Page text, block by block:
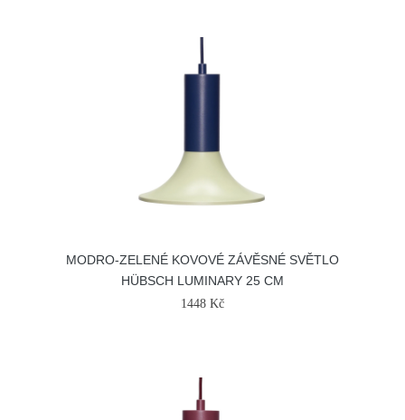
MODRO-ZELENÉ KOVOVÉ ZÁVĚSNÉ SVĚTLO
HÜBSCH LUMINARY 25 CM
1448 Kč